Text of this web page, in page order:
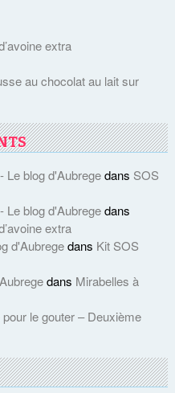
extra
au chocolat au lait sur
Le blog d'Aubregedans SOS
Le blog d'Aubregedans
extra
d'Aubregedans Kit SOS
dans Mirabelles à
le gouter – Deuxième